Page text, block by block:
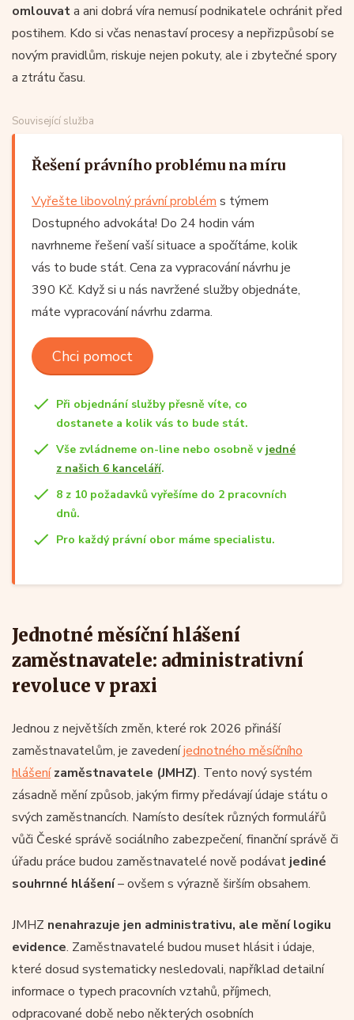
omlouvata ani dobrá víra nemusí podnikatele ochránit před
postihem. Kdo si včas nenastaví procesy a nepřizpůsobí se
novým pravidlům, riskuje nejen pokuty, ale i zbytečné spory
a ztrátu času.
Související služba
Řešení právního problému na míru
Vyřešte libovolný právní problém s týmem
Dostupného advokáta! Do 24 hodin vám
navrhneme řešení vaší situace a spočítáme, kolik
vás to bude stát. Cena za vypracování návrhu je
390 Kč. Když si u nás navržené služby objednáte,
máte vypracování návrhu zdarma.
Chci pomoct
Při objednání služby přesně víte, co
dostanete a kolik vás to bude stát.
Vše zvládneme on-line nebo osobně v jedné
z našich 6 kanceláří.
8 z 10 požadavků vyřešíme do 2 pracovních
dnů.
Pro každý právní obor máme specialistu.
Jednotné měsíční hlášení
zaměstnavatele: administrativní
revoluce v praxi
Jednou z největších změn, které rok 2026 přináší
zaměstnavatelům, je zavedeníjednotného měsíčního
hlášenízaměstnavatele (JMHZ). Tento nový systém
zásadně mění způsob, jakým firmy předávají údaje státu o
svých zaměstnancích. Namísto desítek různých formulářů
vůči České správě sociálního zabezpečení, finanční správě či
úřadu práce budou zaměstnavatelé nově podávat jediné
souhrnné hlášení– ovšem s výrazně širším obsahem.
JMHZ nenahrazuje jen administrativu, ale mění logiku
evidence. Zaměstnavatelé budou muset hlásit i údaje,
které dosud systematicky nesledovali, například detailní
informace o typech pracovních vztahů, příjmech,
odpracované době nebo některých osobních